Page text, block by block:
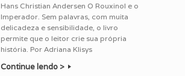
Hans Christian Andersen O Rouxinol e o
Imperador. Sem palavras, com muita
delicadeza e sensibilidade, o livro
permite que o leitor crie sua própria
história. Por Adriana Klisys
Continue lendo >